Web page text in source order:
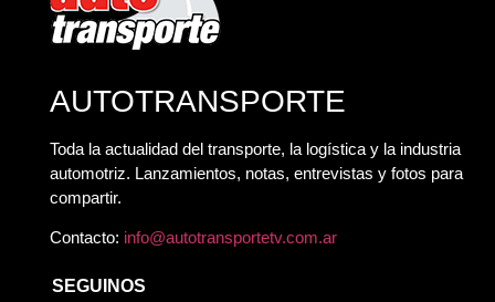
AUTOTRANSPORTE
Toda la actualidad del transporte, la logística y la industria
automotriz. Lanzamientos, notas, entrevistas y fotos para
compartir.
Contacto: info@autotransportetv.com.ar
SEGUINOS